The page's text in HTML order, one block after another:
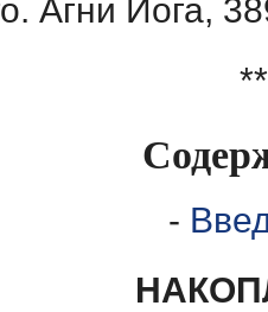
Агни Йога,
-